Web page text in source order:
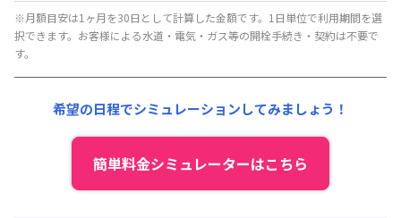
その他費用 :
管理費: 24,000円/月 (800円/日)
初期費用
月額賃料目安(30日利用)
賃料 : 105,600円/月 (3,520円/日) (税抜)
光熱費他 :
その他費用 :
24,000円/月 (800円/日)
契約事務手数料 : 5,000円/回 (税抜)
※月額目安は1ヶ月を30日として計算した金額です。1日単位で利用期間を選
択できます。お客様による水道・電気・ガス等の開栓手続き・契約は不要で
す。
希望の日程でシミュレーションしてみましょう！
簡単料金シミュレーターはこちら